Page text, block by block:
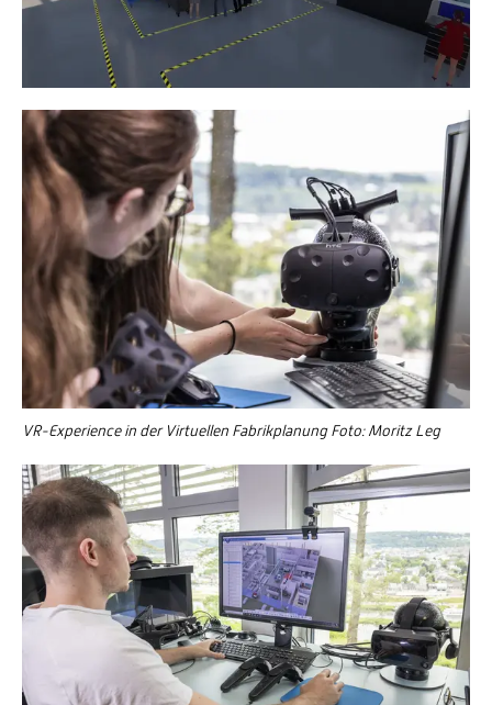
VR-Experience in der Virtuellen Fabrikplanung Foto: Moritz Leg